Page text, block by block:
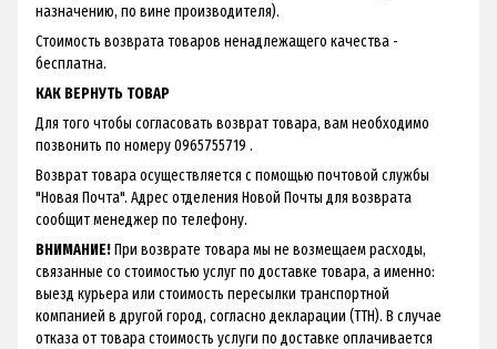
назначению, по вине производителя).
Стоимость возврата товаров ненадлежащего качества -
бесплатна.
КАК ВЕРНУТЬ ТОВАР
Для того чтобы согласовать возврат товара, вам необходимо
позвонить по номеру 0965755719 .
Возврат товара осуществляется с помощью почтовой службы
"Новая Почта". Адрес отделения Новой Почты для возврата
сообщит менеджер по телефону.
ВНИМАНИЕ!При возврате товара мы не возмещаем расходы,
связанные со стоимостью услуг по доставке товара, а именно:
выезд курьера или стоимость пересылки транспортной
компанией в другой город, согласно декларации (ТТН). В случае
отказа от товара стоимость услуги по доставке оплачивается